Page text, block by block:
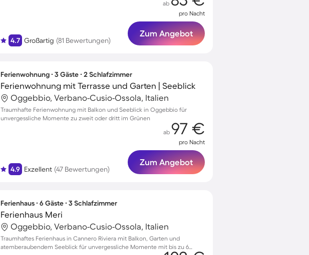
4.7 Großartig (81 Bewertungen)
ab
pro Nacht
Zum Angebot
Ferienwohnung ∙ 3 Gäste ∙ 2 Schlafzimmer
Ferienwohnung mit Terrasse und Garten | Seeblick
Oggebbio, Verbano-Cusio-Ossola, Italien
Traumhafte Ferienwohnung mit Balkon und Seeblick in Oggebbio für
unvergessliche Momente zu zweit oder dritt im Grünen
4.9 Exzellent (47 Bewertungen)
ab 97 €
pro Nacht
Zum Angebot
Ferienhaus ∙ 6 Gäste ∙ 3 Schlafzimmer
Ferienhaus Meri
Oggebbio, Verbano-Cusio-Ossola, Italien
Traumhaftes Ferienhaus in Cannero Riviera mit Balkon, Garten und
atemberaubendem Seeblick für unvergessliche Momente mit bis zu 6